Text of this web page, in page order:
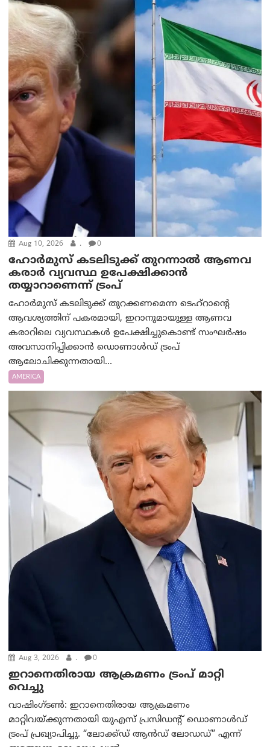
Aug 10, 2026 . 0
ഹോർമുസ് കടലിടുക്ക് തുറന്നാൽ ആണവ
കരാർ വ്യവസ്ഥ ഉപേക്ഷിക്കാൻ
തയ്യാറാണെന്ന് ട്രം‌പ്
ഹോർമുസ് കടലിടുക്ക് തുറക്കണമെന്ന ടെഹ്‌റാന്റെ
ആവശ്യത്തിന് പകരമായി, ഇറാനുമായുള്ള ആണവ
കരാറിലെ വ്യവസ്ഥകൾ ഉപേക്ഷിച്ചുകൊണ്ട് സംഘർഷം
അവസാനിപ്പിക്കാൻ ഡൊണാൾഡ് ട്രംപ്
ആലോചിക്കുന്നതായി...
AMERICA
Aug 3, 2026 . 0
ഇറാനെതിരായ ആക്രമണം ട്രംപ് മാറ്റി
വെച്ചു
വാഷിംഗ്ടണ്‍: ഇറാനെതിരായ ആക്രമണം
മാറ്റിവയ്ക്കുന്നതായി യുഎസ് പ്രസിഡന്റ് ഡൊണാൾഡ്
ട്രംപ് പ്രഖ്യാപിച്ചു. “ലോക്ക്ഡ് ആൻഡ് ലോഡഡ്” എന്ന്